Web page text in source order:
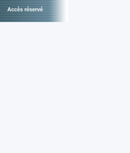
Accès réservé